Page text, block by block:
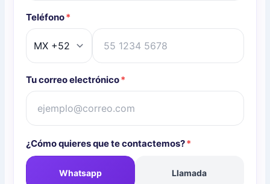
Teléfono*
Tu correo electrónico*
¿Cómo quieres que te contactemos?*
Whatsapp Llamada